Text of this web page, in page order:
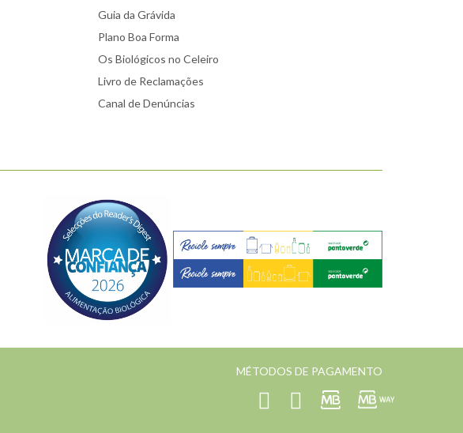
Guia da Grávida
Plano Boa Forma
Os Biológicos no Celeiro
Livro de Reclamações
Canal de Denúncias
MÉTODOS DE PAGAMENTO